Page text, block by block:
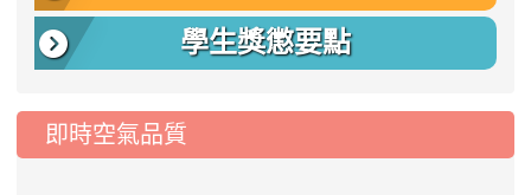
學生獎懲要點
即時空氣品質